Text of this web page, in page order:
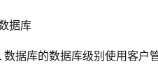
据库
据库的数据库级别使用客户